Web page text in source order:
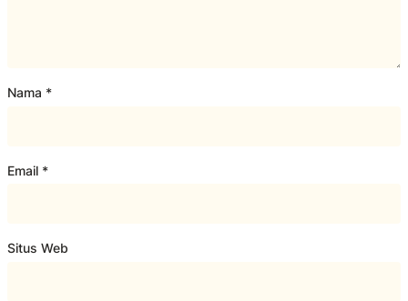
Nama *
Email *
Situs Web